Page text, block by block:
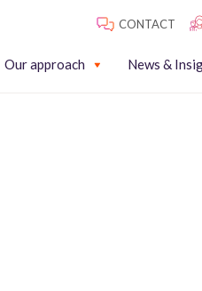
CONTACT
Our approach News &